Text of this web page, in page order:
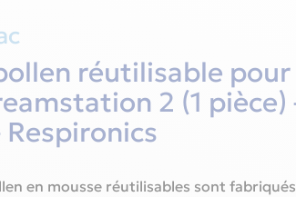
réutilisable pour
2 (1 pièce)
Respironics
en mousse réutilisables sont